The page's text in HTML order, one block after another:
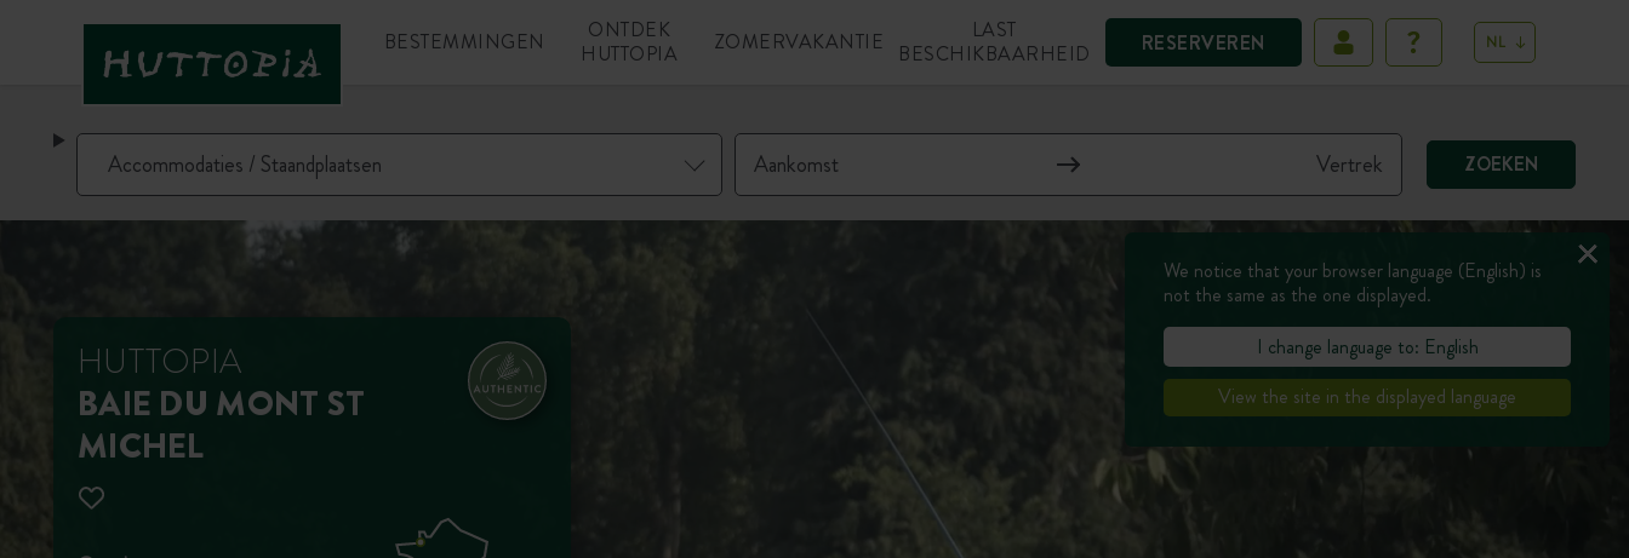
RESERVEREN
BESTEMMINGEN
ONTDEK
HUTTOPIA
ZOMERVAKANTIE
LAST
BESCHIKBAARHEID
NL
ZOEKEN
HUTTOPIA
BAIE DU MONT ST
MICHEL
We notice that your browser language (English) is
not the same as the one displayed.
I change language to: English
View the site in the displayed language